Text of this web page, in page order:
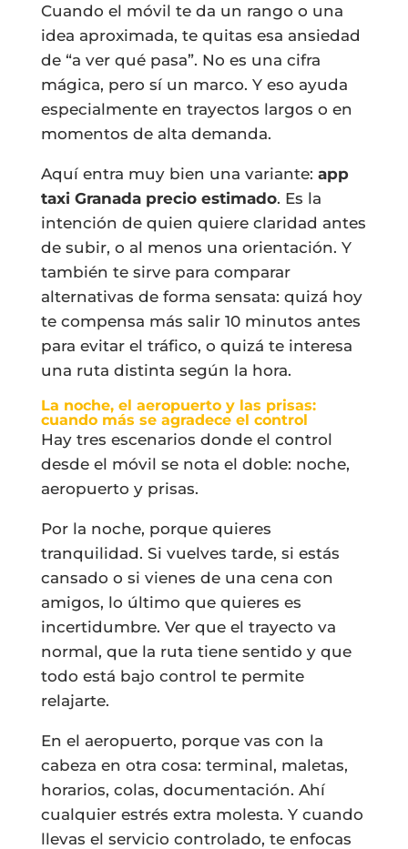
Cuando el móvil te da un rango o una
idea aproximada, te quitas esa ansiedad
de “a ver qué pasa”. No es una cifra
mágica, pero sí un marco. Y eso ayuda
especialmente en trayectos largos o en
momentos de alta demanda.
Aquí entra muy bien una variante: app
taxi Granada precio estimado. Es la
intención de quien quiere claridad antes
de subir, o al menos una orientación. Y
también te sirve para comparar
alternativas de forma sensata: quizá hoy
te compensa más salir 10 minutos antes
para evitar el tráfico, o quizá te interesa
una ruta distinta según la hora.
La noche, el aeropuerto y las prisas:
cuando más se agradece el control
Hay tres escenarios donde el control
desde el móvil se nota el doble: noche,
aeropuerto y prisas.
Por la noche, porque quieres
tranquilidad. Si vuelves tarde, si estás
cansado o si vienes de una cena con
amigos, lo último que quieres es
incertidumbre. Ver que el trayecto va
normal, que la ruta tiene sentido y que
todo está bajo control te permite
relajarte.
En el aeropuerto, porque vas con la
cabeza en otra cosa: terminal, maletas,
horarios, colas, documentación. Ahí
cualquier estrés extra molesta. Y cuando
llevas el servicio controlado, te enfocas